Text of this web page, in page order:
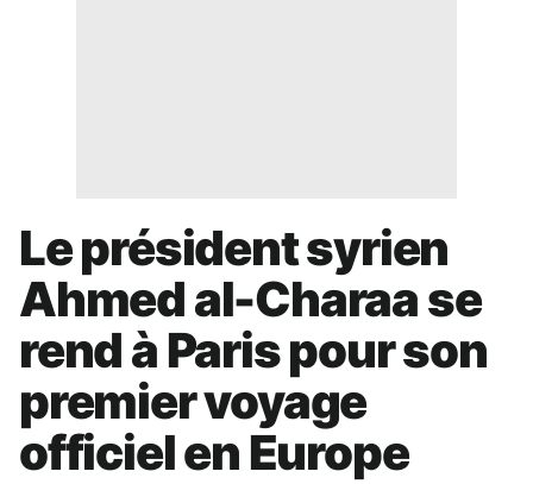
Le président syrien
Ahmed al-Charaa se
rend à Paris pour son
premier voyage
officiel en Europe